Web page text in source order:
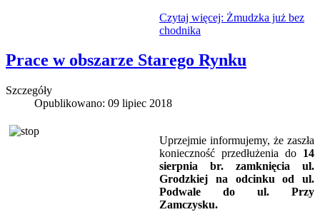
Czytaj więcej: Żmudzka już bez
chodnika
Prace w obszarze Starego Rynku
Szczegóły
Opublikowano: 09 lipiec 2018
Uprzejmie informujemy, że zaszła
konieczność przedłużenia do 14
sierpnia br. zamknięcia ul.
Grodzkiej na odcinku od ul.
Podwale do ul. Przy
Zamczysku.